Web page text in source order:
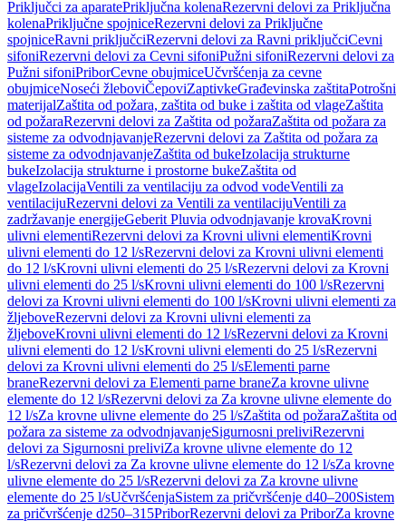
Priključci za aparatePriključna kolenaRezervni delovi za Priključna
kolenaPriključne spojniceRezervni delovi za Priključne
spojniceRavni priključciRezervni delovi za Ravni priključciCevni
sifoniRezervni delovi za Cevni sifoniPužni sifoniRezervni delovi za
Pužni sifoniPriborCevne obujmiceUčvršćenja za cevne
obujmiceNoseći žleboviČepoviZaptivkeGrađevinska zaštitaPotrošni
materijalZaštita od požara, zaštita od buke i zaštita od vlageZaštita
od požaraRezervni delovi za Zaštita od požaraZaštita od požara za
sisteme za odvodnjavanjeRezervni delovi za Zaštita od požara za
sisteme za odvodnjavanjeZaštita od bukeIzolacija strukturne
bukeIzolacija strukturne i prostorne bukeZaštita od
vlageIzolacijaVentili za ventilaciju za odvod vodeVentili za
ventilacijuRezervni delovi za Ventili za ventilacijuVentili za
zadržavanje energijeGeberit Pluvia odvodnjavanje krovaKrovni
ulivni elementiRezervni delovi za Krovni ulivni elementiKrovni
ulivni elementi do 12 l/sRezervni delovi za Krovni ulivni elementi
do 12 l/sKrovni ulivni elementi do 25 l/sRezervni delovi za Krovni
ulivni elementi do 25 l/sKrovni ulivni elementi do 100 l/sRezervni
delovi za Krovni ulivni elementi do 100 l/sKrovni ulivni elementi za
žljeboveRezervni delovi za Krovni ulivni elementi za
žljeboveKrovni ulivni elementi do 12 l/sRezervni delovi za Krovni
ulivni elementi do 12 l/sKrovni ulivni elementi do 25 l/sRezervni
delovi za Krovni ulivni elementi do 25 l/sElementi parne
braneRezervni delovi za Elementi parne braneZa krovne ulivne
elemente do 12 l/sRezervni delovi za Za krovne ulivne elemente do
12 l/sZa krovne ulivne elemente do 25 l/sZaštita od požaraZaštita od
požara za sisteme za odvodnjavanjeSigurnosni preliviRezervni
delovi za Sigurnosni preliviZa krovne ulivne elemente do 12
l/sRezervni delovi za Za krovne ulivne elemente do 12 l/sZa krovne
ulivne elemente do 25 l/sRezervni delovi za Za krovne ulivne
elemente do 25 l/sUčvršćenjaSistem za pričvršćenje d40–200Sistem
za pričvršćenje d250–315PriborRezervni delovi za PriborZa krovne